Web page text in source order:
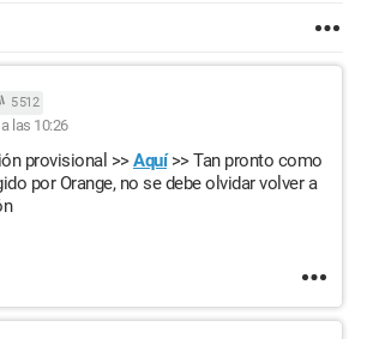
5 512
las 10:26
provisional >>Aquí>> Tan pronto como
por Orange, no se debe olvidar volver a